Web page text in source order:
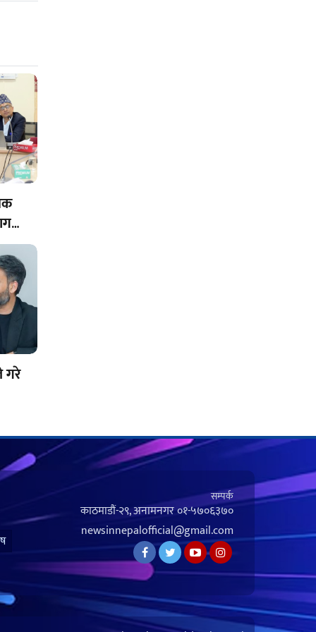
गरे
सम्पर्क
काठमाडौं-२९, अनामनगर०१-५७०६३७०
newsinnepalofficial@gmail.com